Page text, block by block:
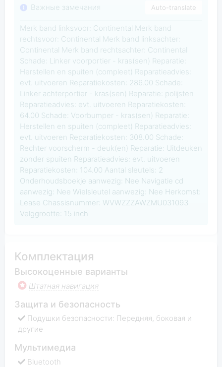
Важные замечания Auto-translate
Merk band linksvoor: Continental Merk band
rechtsvoor: Continental Merk band linksachter:
Continental Merk band rechtsachter: Continental
Schade: Linker voorportier - kras(sen) Reparatie:
Herstellen en spuiten (compleet) Reparatieadvies:
evt. uitvoeren Reparatiekosten: 286.00 Schade:
Linker achterportier - kras(sen) Reparatie: polijsten
Reparatieadvies: evt. uitvoeren Reparatiekosten:
64.00 Schade: Voorbumper - kras(sen) Reparatie:
Herstellen en spuiten (compleet) Reparatieadvies:
evt. uitvoeren Reparatiekosten: 308.00 Schade:
Rechter voorscherm - deuk(en) Reparatie: Uitdeuken
zonder spuiten Reparatieadvies: evt. uitvoeren
Reparatiekosten: 104.00 Aantal sleutels: 2
Onderhoudsboekje aanwezig: Nee Navigatie cd
aanwezig: Nee Wielsleutel aanwezig: Nee Herkomst:
Lease Chassisnummer: WVWZZZAWZMU031093
Velggrootte: 15 inch
Комплектация
Высокоценные варианты
Штатная навигация
Защита и безопасность
Подушки безопасности: Передняя, боковая и
другие
Мультимедиа
Bluetooth